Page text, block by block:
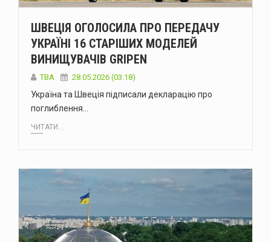
ШВЕЦІЯ ОГОЛОСИЛА ПРО ПЕРЕДАЧУ
УКРАЇНІ 16 СТАРІШИХ МОДЕЛЕЙ
ВИНИЩУВАЧІВ GRIPEN
ТВА 28.05.2026 (03:18)
Україна та Швеція підписали декларацію про
поглиблення…
ЧИТАТИ...